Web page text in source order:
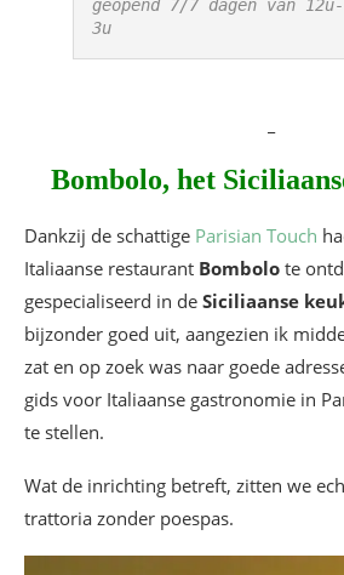
geopend 7/7 dagen van
3u
Bombolo, het
Dankzij de schattige Parisian Touch
Italiaanse restaurant Bombolo te
gespecialiseerd in de Siciliaanse
bijzonder goed uit, aangezien ik
zat en op zoek was naar goede
gids voor Italiaanse gastronomie in
te stellen.
Wat de inrichting betreft, zitten we
trattoria zonder poespas.